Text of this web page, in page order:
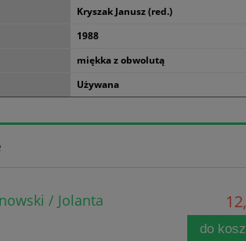
Kryszak Janusz (red.)
1988
miękka z obwolutą
Używana
/ Jolanta
do